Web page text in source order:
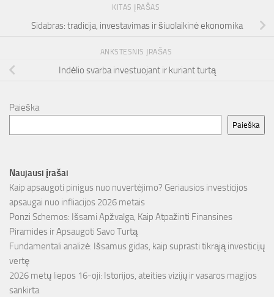
KITAS ĮRAŠAS
Sidabras: tradicija, investavimas ir šiuolaikinė ekonomika
ANKSTESNIS ĮRAŠAS
Indėlio svarba investuojant ir kuriant turtą
Paieška
Paieška
Naujausi įrašai
Kaip apsaugoti pinigus nuo nuvertėjimo? Geriausios investicijos
apsaugai nuo infliacijos 2026 metais
Ponzi Schemos: Išsami Apžvalga, Kaip Atpažinti Finansines
Piramides ir Apsaugoti Savo Turtą
Fundamentali analizė: Išsamus gidas, kaip suprasti tikrąją investicijų
vertę
2026 metų liepos 16-oji: Istorijos, ateities vizijų ir vasaros magijos
sankirta